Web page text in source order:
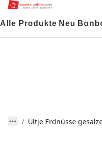
Alle Produkte Neu
Ültje Erdnüsse